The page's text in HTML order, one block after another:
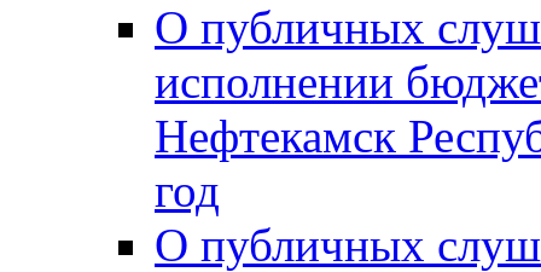
О публичных
исполнении
Нефтекамск
год
О публичных